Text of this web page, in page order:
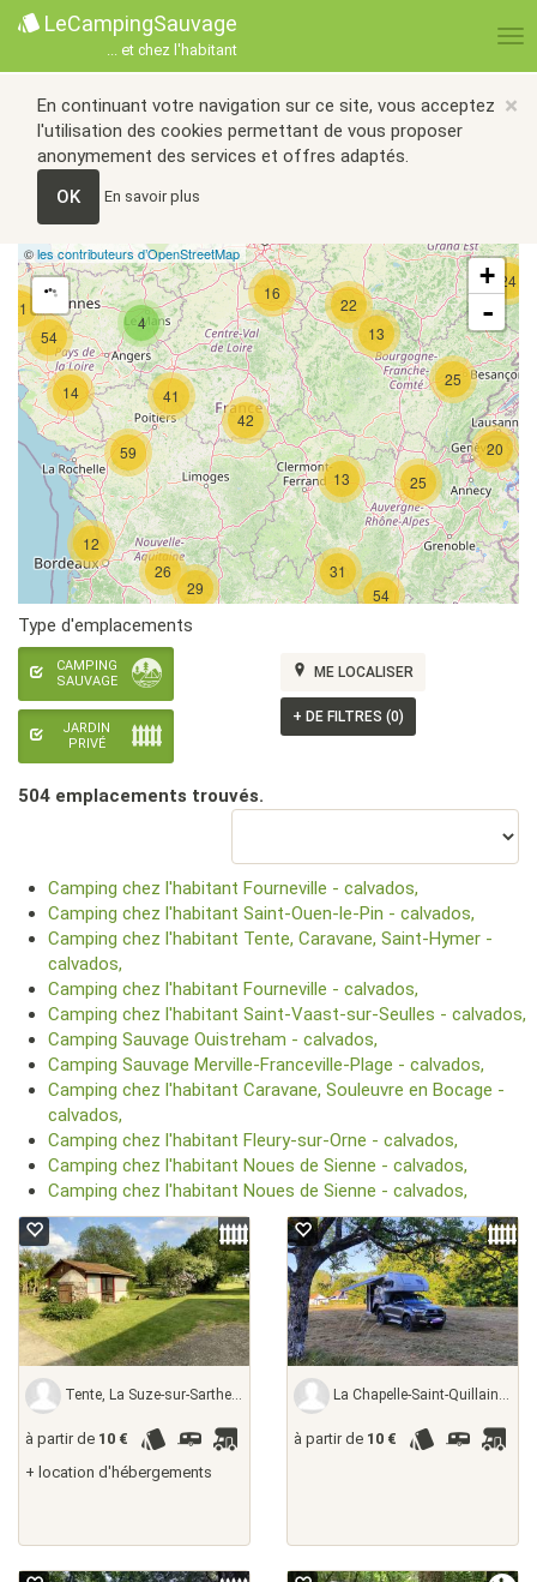
LeCampingSauvage
... et chez l'habitant
×
En continuant votre navigation sur ce site, vous acceptez
l'utilisation des cookies permettant de vous proposer
anonymement des services et offres adaptés.
OK
En savoir plus
4
13
25
22
42
54
54
59
26
13
31
16
14
25
20
24
29
21
41
12
©les contributeurs d’OpenStreetMap
+
-
Type d'emplacements
CAMPING
SAUVAGE
JARDIN
PRIVÉ
ME LOCALISER
+ DE FILTRES (0)
504 emplacements trouvés.
Camping chez l'habitant Fourneville - calvados,
Camping chez l'habitant Saint-Ouen-le-Pin - calvados,
Camping chez l'habitant Tente, Caravane, Saint-Hymer -
calvados,
Camping chez l'habitant Fourneville - calvados,
Camping chez l'habitant Saint-Vaast-sur-Seulles - calvados,
Camping Sauvage Ouistreham - calvados,
Camping Sauvage Merville-Franceville-Plage - calvados,
Camping chez l'habitant Caravane, Souleuvre en Bocage -
calvados,
Camping chez l'habitant Fleury-sur-Orne - calvados,
Camping chez l'habitant Noues de Sienne - calvados,
Camping chez l'habitant Noues de Sienne - calvados,
Tente, La Suze-sur-Sarthe - sarthe, France
à partir de 10 €
+ location d'hébergements
La Chapelle-Saint-Quillain - haute-saône,
à partir de 10 €